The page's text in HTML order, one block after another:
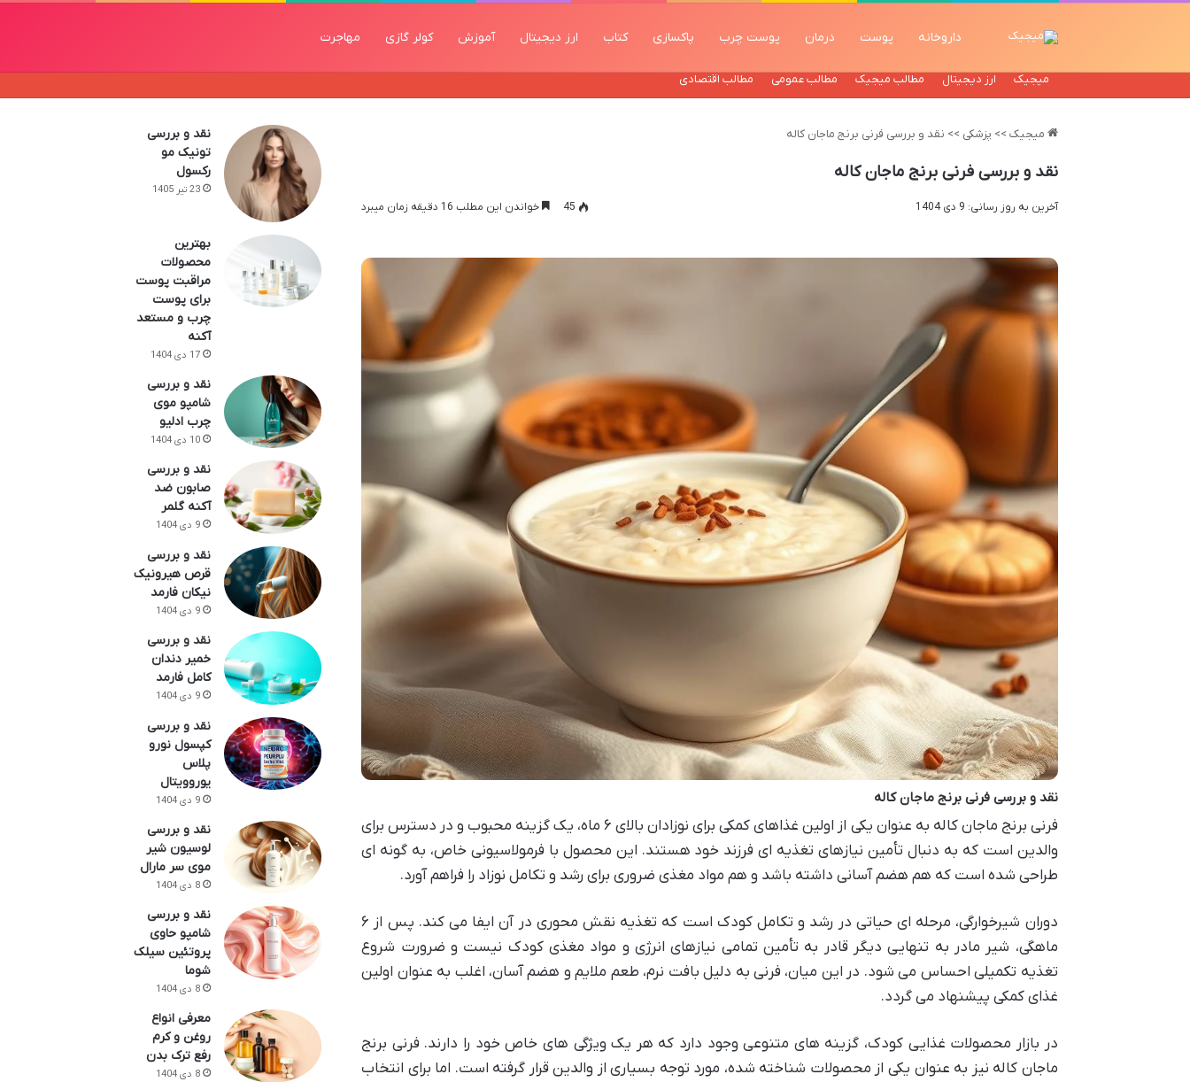
داروخانه پوست درمان پوست چرب پاکسازی کتاب ارز دیجیتال آموزش کولر گازی مهاجرت
میجیک ارز دیجیتال مطالب میجیک مطالب عمومی مطالب اقتصادی
میجیک >> پزشکی >> نقد و بررسی فرنی برنج ماجان کاله
نقد و بررسی فرنی برنج ماجان کاله
آخرین به روز رسانی: 9 دی 1404 45 خواندن این مطلب 16 دقیقه زمان میبرد
نقد و بررسی فرنی برنج ماجان کاله
فرنی برنج ماجان کاله به عنوان یکی از اولین غذاهای کمکی برای نوزادان بالای ۶ ماه، یک گزینه محبوب و در دسترس برای
والدین است که به دنبال تأمین نیازهای تغذیه ای فرزند خود هستند. این محصول با فرمولاسیونی خاص، به گونه ای
طراحی شده است که هم هضم آسانی داشته باشد و هم مواد مغذی ضروری برای رشد و تکامل نوزاد را فراهم آورد.
دوران شیرخوارگی، مرحله ای حیاتی در رشد و تکامل کودک است که تغذیه نقش محوری در آن ایفا می کند. پس از ۶
ماهگی، شیر مادر به تنهایی دیگر قادر به تأمین تمامی نیازهای انرژی و مواد مغذی کودک نیست و ضرورت شروع
تغذیه تکمیلی احساس می شود. در این میان، فرنی به دلیل بافت نرم، طعم ملایم و هضم آسان، اغلب به عنوان اولین
غذای کمکی پیشنهاد می گردد.
در بازار محصولات غذایی کودک، گزینه های متنوعی وجود دارد که هر یک ویژگی های خاص خود را دارند. فرنی برنج
ماجان کاله نیز به عنوان یکی از محصولات شناخته شده، مورد توجه بسیاری از والدین قرار گرفته است. اما برای انتخاب
نقد و بررسی
تونیک مو
رکسول
23 تیر 1405
بهترین
محصولات
مراقبت پوست
برای پوست
چرب و مستعد
آکنه
17 دی 1404
نقد و بررسی
شامپو موی
چرب ادلیو
10 دی 1404
نقد و بررسی
صابون ضد
آکنه گلمر
9 دی 1404
نقد و بررسی
قرص هیرونیک
نیکان فارمد
9 دی 1404
نقد و بررسی
خمیر دندان
کامل فارمد
9 دی 1404
نقد و بررسی
کپسول نورو
پلاس
یوروویتال
9 دی 1404
نقد و بررسی
لوسیون شیر
موی سر مارال
8 دی 1404
نقد و بررسی
شامپو حاوی
پروتئین سیلک
شوما
8 دی 1404
معرفی انواع
روغن و کرم
رفع ترک بدن
8 دی 1404